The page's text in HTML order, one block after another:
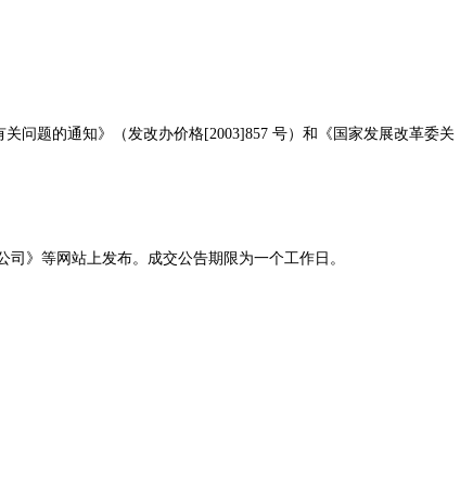
问题的通知》（发改办价格[2003]857 号）和《国家发展改革委关
》等网站上发布。 成交公告期限为一个工作日。